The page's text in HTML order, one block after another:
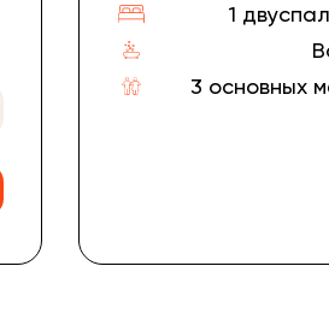
1
3 основных